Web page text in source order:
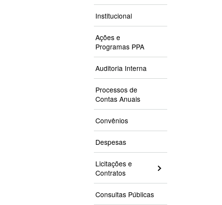
Institucional
Ações e
Programas PPA
Auditoria Interna
Processos de
Contas Anuais
Convênios
Despesas
Licitações e
Contratos
Consultas Públicas